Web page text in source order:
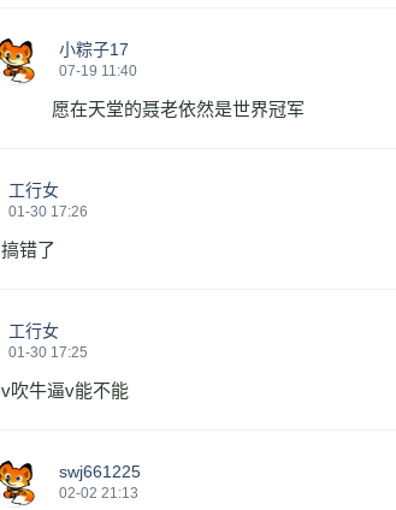
小粽子17
07-19 11:40
愿在天堂的聂老依然是世界冠军
工行女
01-30 17:26
搞错了
工行女
01-30 17:25
v吹牛逼v能不能
swj661225
02-02 21:13